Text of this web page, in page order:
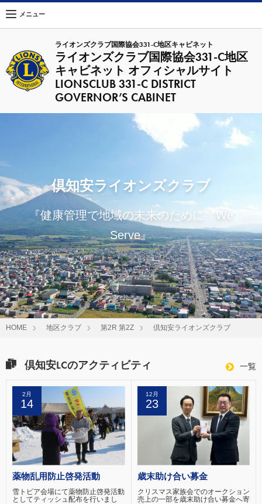
ライオンズクラブ国際協会331-C地区キャビネット
ライオンズクラブ国際協会331-C地区
キャビネット オフィシャルサイト
LIONSCLUB 331-C DISTRICT
GOVERNOR’S CABINET
メニュー
倶知安ライオンズクラブ
『健康管理で地域の未来のために We
Serve』
HOME 地区クラブ 第2R 第2Z 倶知安ライオンズクラブ
倶知安LCのアクティビティ 一覧
2月
14
薬物乱用防止啓発活動
雪トピア会場にて薬物防止啓発活動
としてティッシュ配布を行いまし
12月
23
歳末助け合い募金
クリスマス家族会でのオークション
売上の一部を歳末助け合い募金へ寄